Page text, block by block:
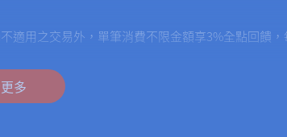
用之交易外，單筆消費不限金額享3%全點回饋，
費、電支雞服務（由全支付及好好證券提供）、
多